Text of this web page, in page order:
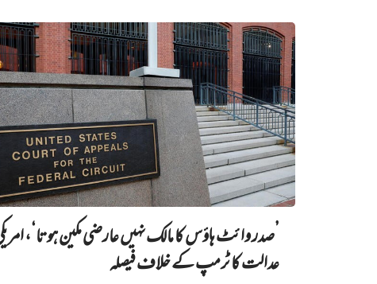
’صدر وائٹ ہاؤس کا مالک نہیں‌ عارضی مکین ہوتا‘،
عدالت کا ٹرمپ کے خلاف فیصلہ